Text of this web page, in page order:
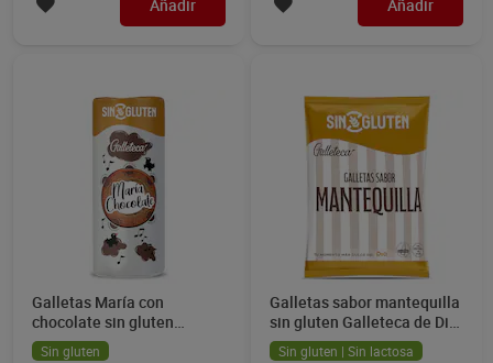
Añadir Añadir
Galletas María con
chocolate sin gluten
Galleteca de Dia 200 g
Sin gluten
Galletas sabor mantequilla
sin gluten Galleteca de Dia
120 g
Sin gluten | Sin lactosa